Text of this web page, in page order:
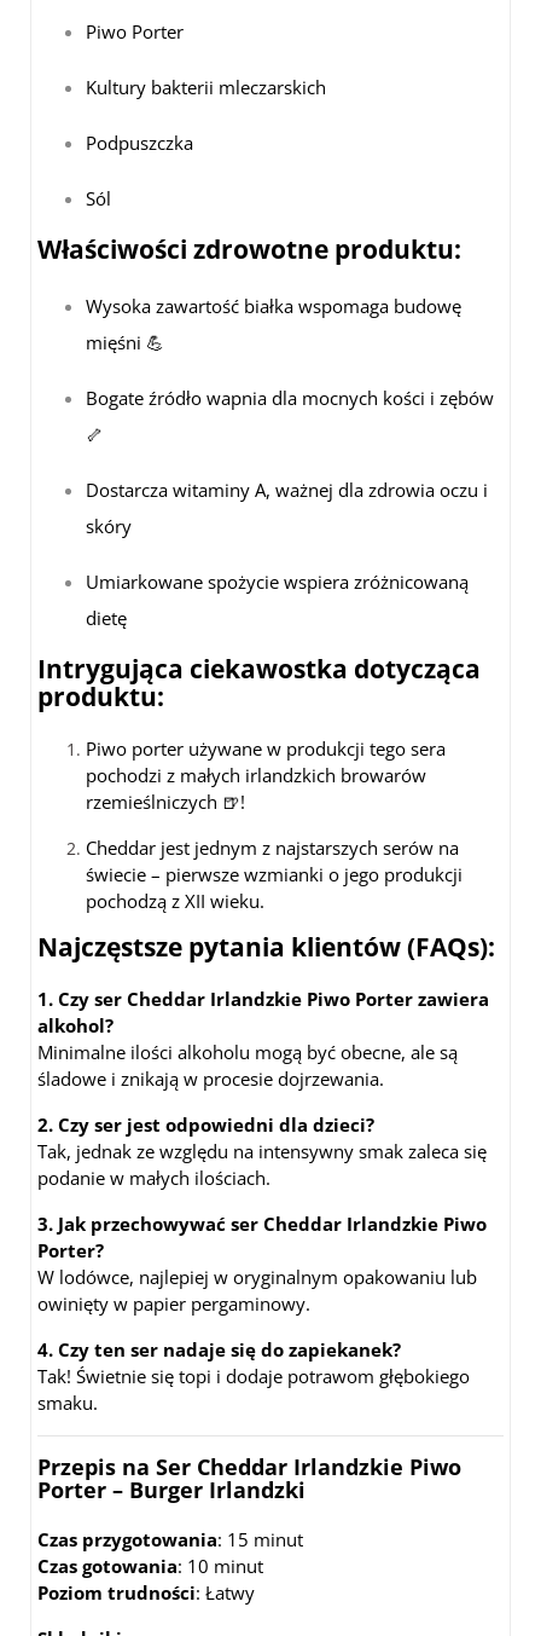
Piwo Porter
Kultury bakterii mleczarskich
Podpuszczka
Sól
Właściwości zdrowotne produktu:
Wysoka zawartość białka wspomaga budowę
mięśni 💪
Bogate źródło wapnia dla mocnych kości i zębów
🦴
Dostarcza witaminy A, ważnej dla zdrowia oczu i
skóry
Umiarkowane spożycie wspiera zróżnicowaną
dietę
Intrygująca ciekawostka dotycząca
produktu:
Piwo porter używane w produkcji tego sera
pochodzi z małych irlandzkich browarów
rzemieślniczych 🍺!
Cheddar jest jednym z najstarszych serów na
świecie – pierwsze wzmianki o jego produkcji
pochodzą z XII wieku.
Najczęstsze pytania klientów (FAQs):
1. Czy ser Cheddar Irlandzkie Piwo Porter zawiera
alkohol?
Minimalne ilości alkoholu mogą być obecne, ale są
śladowe i znikają w procesie dojrzewania.
2. Czy ser jest odpowiedni dla dzieci?
Tak, jednak ze względu na intensywny smak zaleca się
podanie w małych ilościach.
3. Jak przechowywać ser Cheddar Irlandzkie Piwo
Porter?
W lodówce, najlepiej w oryginalnym opakowaniu lub
owinięty w papier pergaminowy.
4. Czy ten ser nadaje się do zapiekanek?
Tak! Świetnie się topi i dodaje potrawom głębokiego
smaku.
Przepis na Ser Cheddar Irlandzkie Piwo
Porter – Burger Irlandzki
Czas przygotowania: 15 minut
Czas gotowania: 10 minut
Poziom trudności: Łatwy